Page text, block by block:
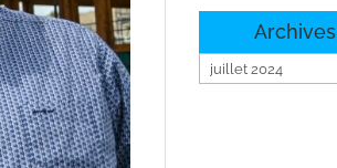
Archives
Archives